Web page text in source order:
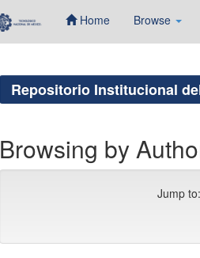
Home Browse
Repositorio Institucional
Browsing by
Jump to: